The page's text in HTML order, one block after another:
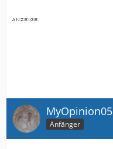
MyOpinion05
Anfänger